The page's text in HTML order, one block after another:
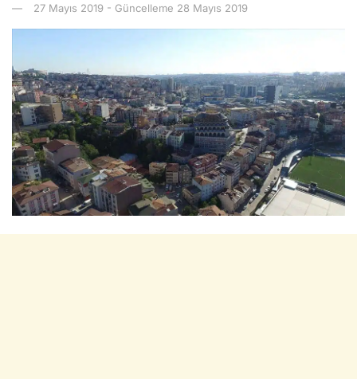
27 Mayıs 2019 - Güncelleme 28 Mayıs 2019